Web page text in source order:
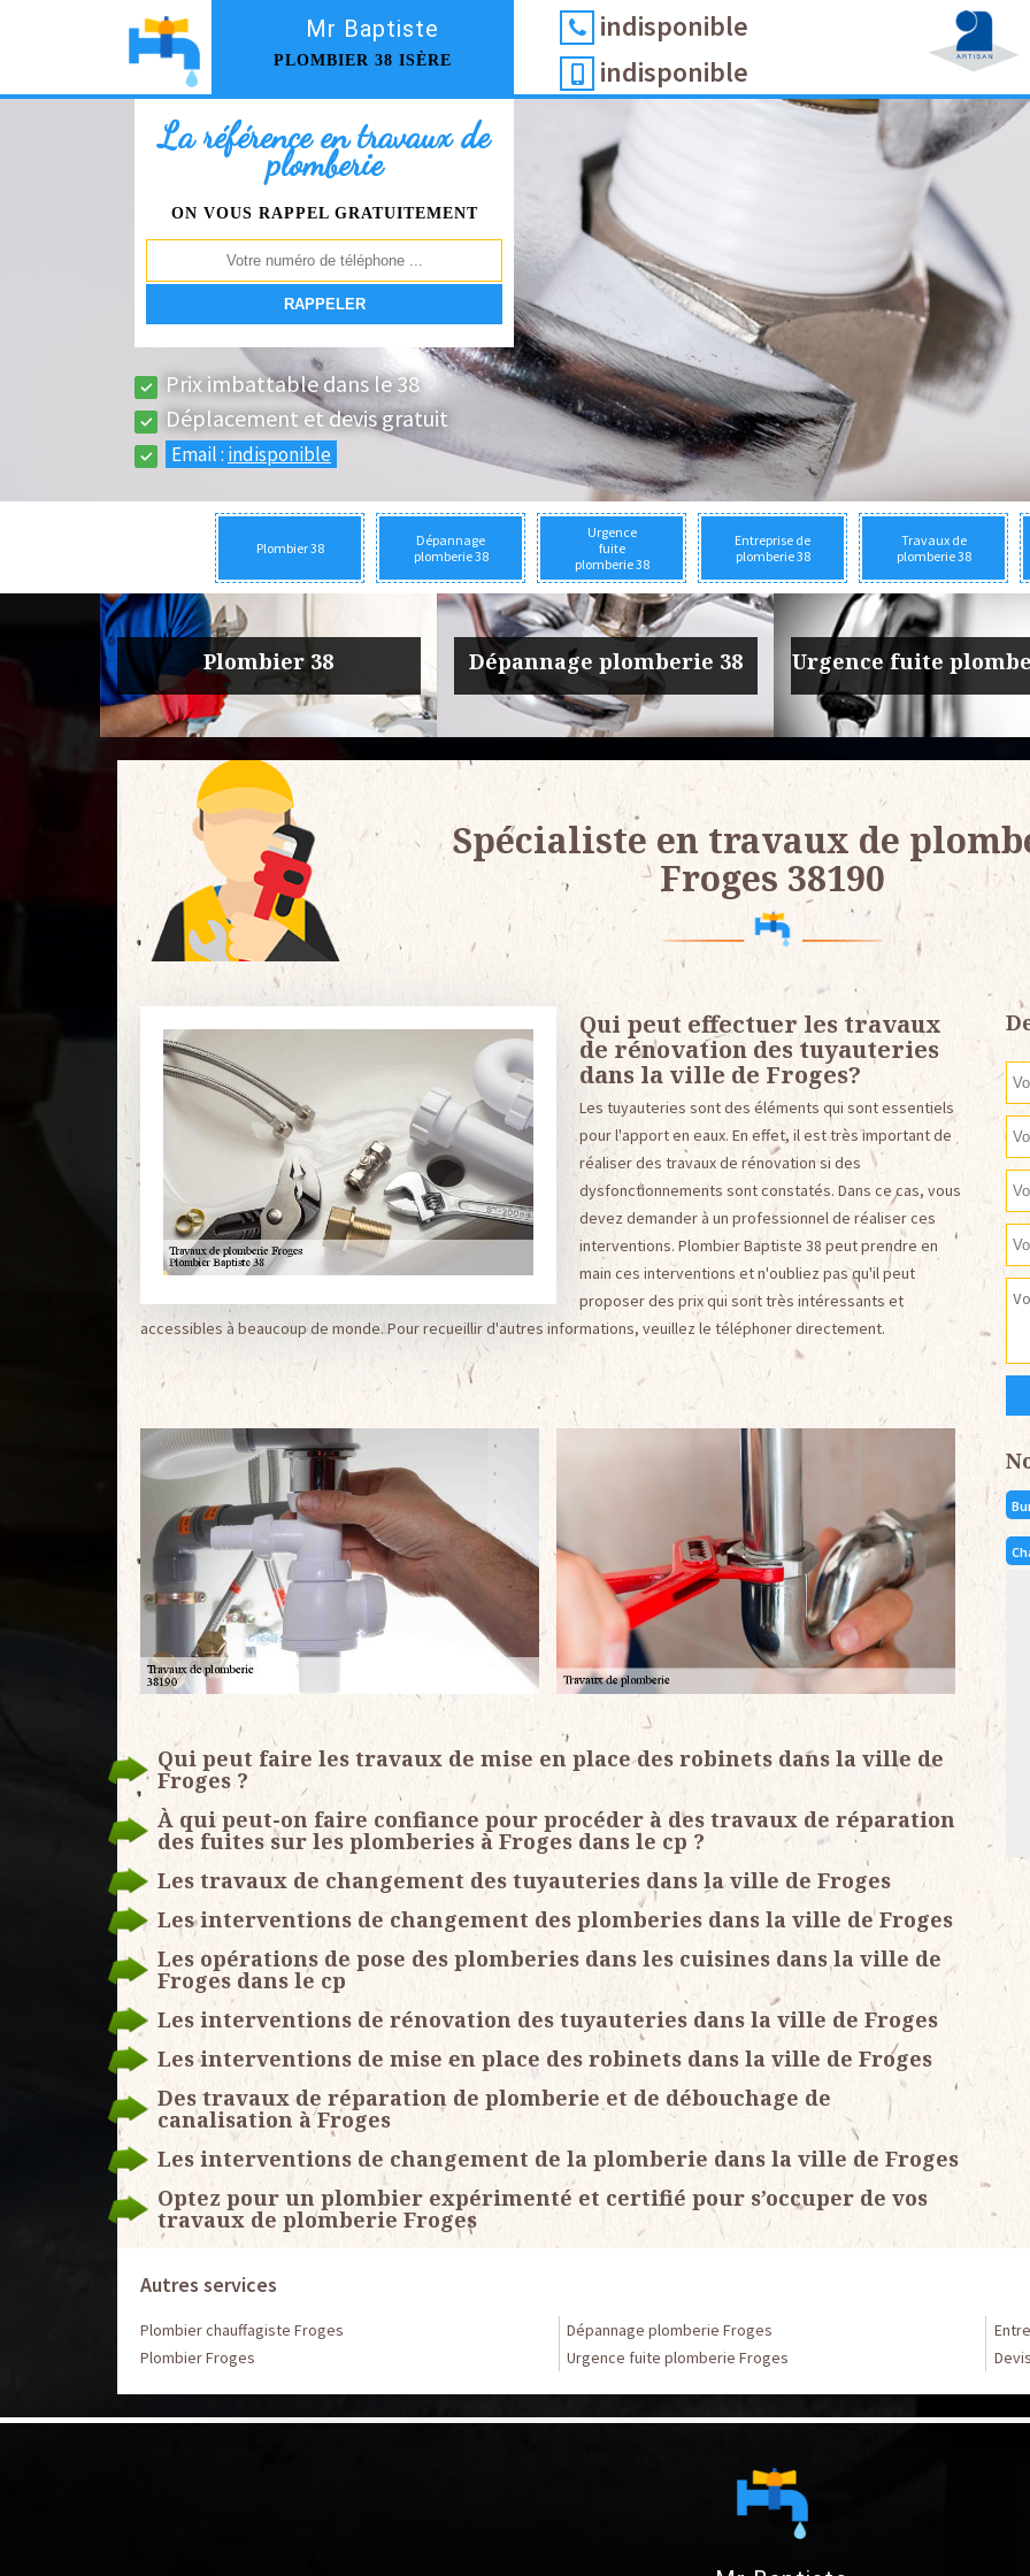
Mr Baptiste
PLOMBIER 38 ISÈRE
indisponible
indisponible
La référence en travaux de
plomberie
ON VOUS RAPPEL GRATUITEMENT
Prix imbattable dans le 38
Déplacement et devis gratuit
Email : indisponible
Plombier 38
Dépannage
plomberie 38
Urgence
fuite
plomberie 38
Entreprise de
plomberie 38
Travaux de
plomberie 38
38 Urgence fuite plomberie 38 Entreprise de plomberie 38 Travaux de
Spécialiste en travaux de
Froges 38190
Qui peut effectuer les travaux
de rénovation des tuyauteries
dans la ville de Froges?
Les tuyauteries sont des éléments qui sont essentiels
pour l'apport en eaux. En effet, il est très important de
réaliser des travaux de rénovation si des
dysfonctionnements sont constatés. Dans ce cas, vous
devez demander à un professionnel de réaliser ces
interventions. Plombier Baptiste 38 peut prendre en
main ces interventions et n'oubliez pas qu'il peut
proposer des prix qui sont très intéressants et
accessibles à beaucoup de monde. Pour recueillir d'autres informations, veuillez le téléphoner directement.
Qui peut faire les travaux de mise en place des robinets dans la ville de
Froges ?
À qui peut-on faire confiance pour procéder à des travaux de réparation
des fuites sur les plomberies à Froges dans le cp ?
Les travaux de changement des tuyauteries dans la ville de Froges
Les interventions de changement des plomberies dans la ville de Froges
Les opérations de pose des plomberies dans les cuisines dans la ville de
Froges dans le cp
Les interventions de rénovation des tuyauteries dans la ville de Froges
Les interventions de mise en place des robinets dans la ville de Froges
Des travaux de réparation de plomberie et de débouchage de
canalisation à Froges
Les interventions de changement de la plomberie dans la ville de Froges
Optez pour un plombier expérimenté et certifié pour s’occuper de vos
travaux de plomberie Froges
Autres services
Plombier chauffagiste Froges
Plombier Froges
Dépannage plomberie Froges
Urgence fuite plomberie Froges